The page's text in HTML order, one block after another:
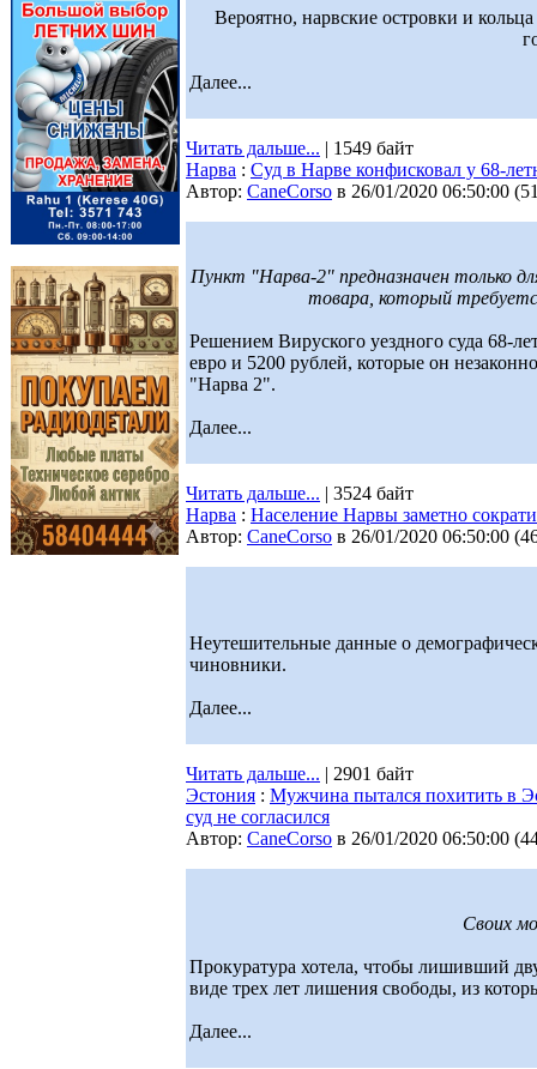
Вероятно, нарвские островки и
Далее...
Читать дальше... | 1549 байт
Нарва : Суд в Нарве конфисковал у 68-
Автор: CaneCorso в 26/01/2020 06:50:00 (
Пункт "Нарва-2" предназначен только
товара, который
Решением Вируского уездного суда 68-
евро и 5200 рублей, которые он
"Нарва 2".
Далее...
Читать дальше... | 3524 байт
Нарва : Население Нарвы заметно
Автор: CaneCorso в 26/01/2020 06:50:00 (
Неутешительные данные о
чиновники.
Далее...
Читать дальше... | 2901 байт
Эстония : Мужчина пытался похитить в
суд не согласился
Автор: CaneCorso в 26/01/2020 06:50:00 (
Своих
Прокуратура хотела, чтобы лишивший
виде трех лет лишения свободы, из
Далее...